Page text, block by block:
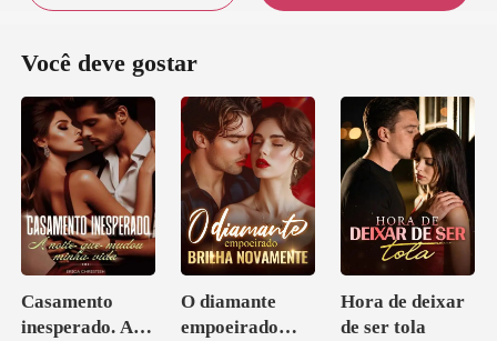
Você deve gostar
Casamento
inesperado. A
O diamante
empoeirado
Hora de deixar
de ser tola